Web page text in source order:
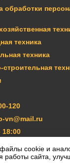
обработки
техника
техника
120
vn@mail.ru
18:00
ЗАКАЗАТЬ
cookie и
работы сайта,